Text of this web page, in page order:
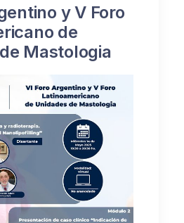
y V Foro
de
Mastologia